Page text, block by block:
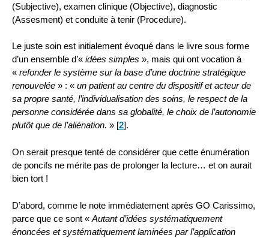
(Subjective), examen clinique (Objective), diagnostic
(Assesment) et conduite à tenir (Procedure).
Le juste soin est initialement évoqué dans le livre sous forme
d’un ensemble d’« idées simples », mais qui ont vocation à
« refonder le système sur la base d’une doctrine stratégique
renouvelée » : « un patient au centre du dispositif et acteur de
sa propre santé, l’individualisation des soins, le respect de la
personne considérée dans sa globalité, le choix de l’autonomie
plutôt que de l’aliénation. » [2].
On serait presque tenté de considérer que cette énumération
de poncifs ne mérite pas de prolonger la lecture… et on aurait
bien tort !
D’abord, comme le note immédiatement après GO Carissimo,
parce que ce sont « Autant d’idées systématiquement
énoncées et systématiquement laminées par l’application